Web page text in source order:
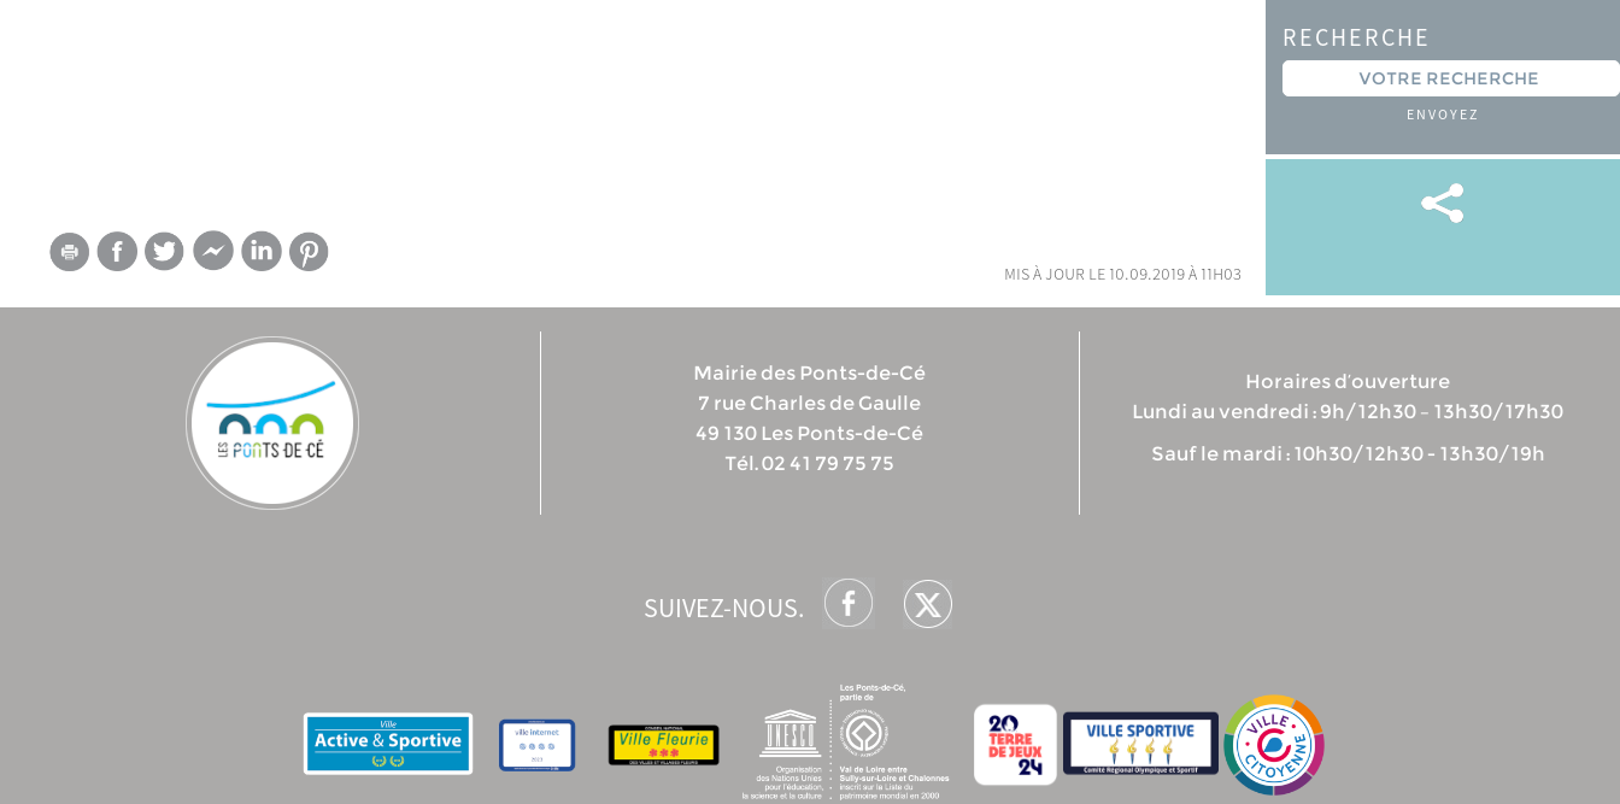
mis à jour le 10.09.2019 à 11h03
RECHERCHE
ENVOYEZ
Mairie des Ponts-de-Cé
7 rue Charles de Gaulle
49 130 Les Ponts-de-Cé
Tél. 02 41 79 75 75
Horaires d’ouverture
Lundi au vendredi : 9h/12h30 – 13h30/17h30
Sauf le mardi : 10h30/12h30 - 13h30/19h
SUIVEZ-NOUS.